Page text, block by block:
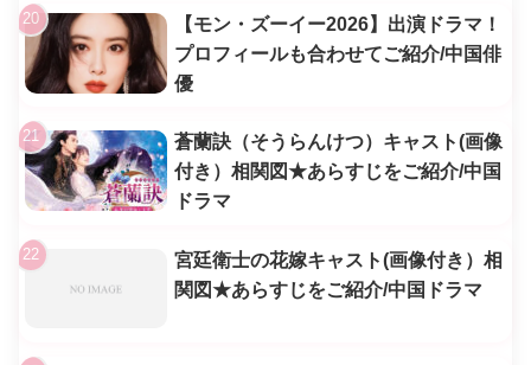
【モン・ズーイー2026】出演ドラマ！
プロフィールも合わせてご紹介/中国俳
優
蒼蘭訣（そうらんけつ）キャスト(画像
付き）相関図★あらすじをご紹介/中国
ドラマ
宮廷衛士の花嫁キャスト(画像付き）相
関図★あらすじをご紹介/中国ドラマ